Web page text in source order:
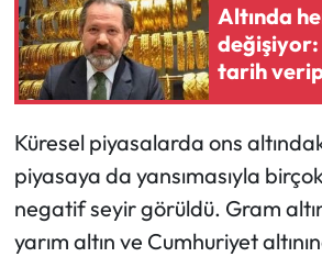
Altında
değişiyor:
tarih
tek tek
Küresel piyasalarda ons
piyasaya da yansımasıyla
negatif seyir görüldü. Gram
yarım altın ve Cumhuriyet
Mecitözü Haberleri
Oğuzlar Haberleri
Ortaköy Haberleri
Osmancık Haberleri
Otomotiv